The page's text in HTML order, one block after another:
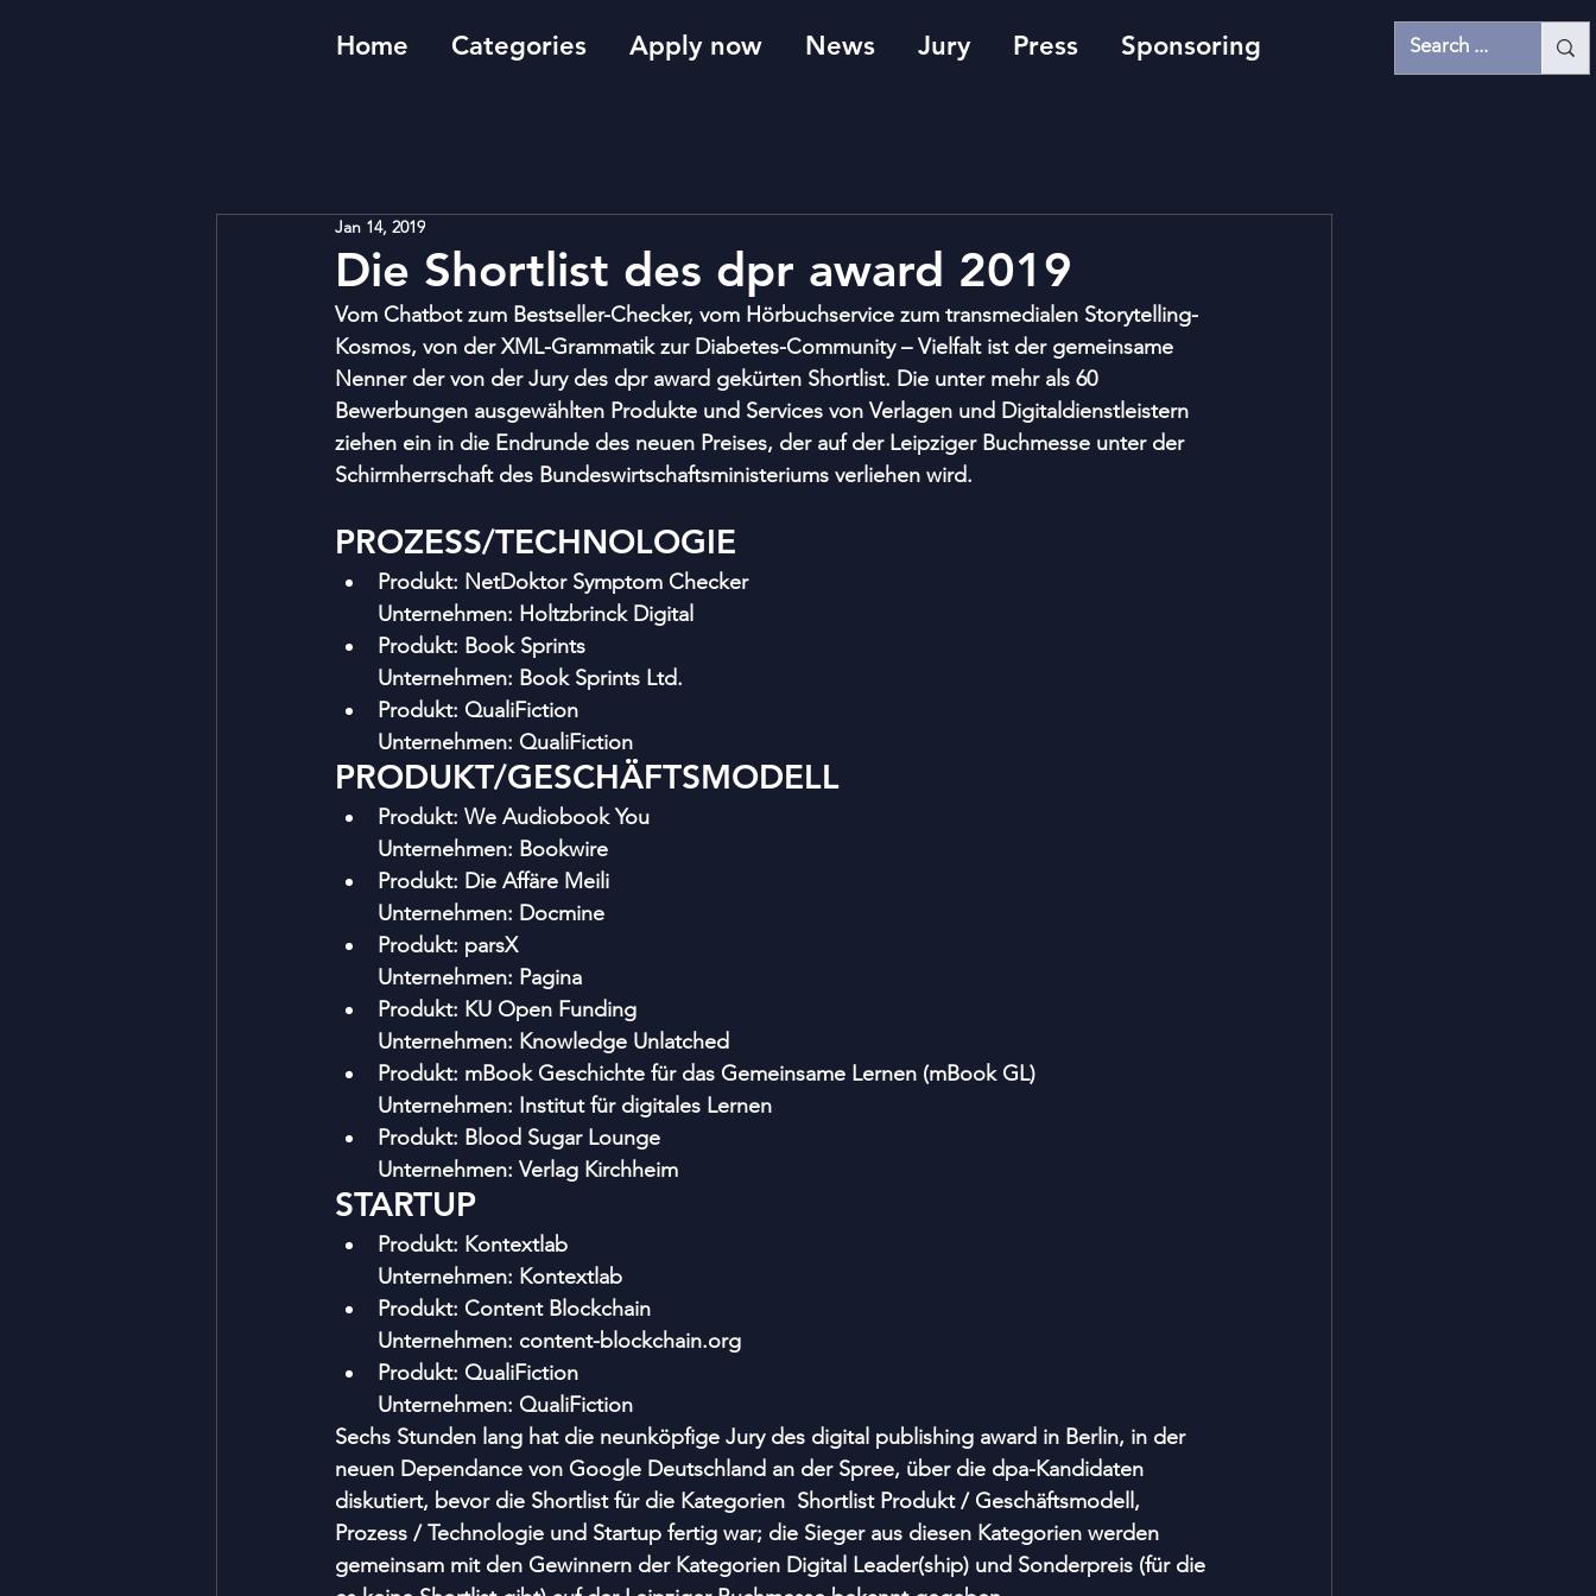
Home Categories Apply now News Jury Press Sponsoring
Die Shortlist des dpr award 2019
Jan 14, 2019
Vom Chatbot zum Bestseller-Checker, vom Hörbuchservice zum transmedialen Storytelling-
Kosmos, von der XML-Grammatik zur Diabetes-Community – Vielfalt ist der gemeinsame
Nenner der von der Jury des dpr award gekürten Shortlist. Die unter mehr als 60
Bewerbungen ausgewählten Produkte und Services von Verlagen und Digitaldienstleistern
ziehen ein in die Endrunde des neuen Preises, der auf der Leipziger Buchmesse unter der
Schirmherrschaft des Bundeswirtschaftsministeriums verliehen wird.
PROZESS/TECHNOLOGIE
Produkt: NetDoktor Symptom Checker
Unternehmen: Holtzbrinck Digital
Produkt: Book Sprints
Unternehmen: Book Sprints Ltd.
Produkt: QualiFiction
Unternehmen: QualiFiction
PRODUKT/GESCHÄFTSMODELL
Produkt: We Audiobook You
Unternehmen: Bookwire
Produkt: Die Affäre Meili
Unternehmen: Docmine
Produkt: parsX
Unternehmen: Pagina
Produkt: KU Open Funding
Unternehmen: Knowledge Unlatched
Produkt: mBook Geschichte für das Gemeinsame Lernen (mBook GL)
Unternehmen: Institut für digitales Lernen
Produkt: Blood Sugar Lounge
Unternehmen: Verlag Kirchheim
STARTUP
Produkt: Kontextlab
Unternehmen: Kontextlab
Produkt: Content Blockchain
Unternehmen: content-blockchain.org
Produkt: QualiFiction
Unternehmen: QualiFiction
Sechs Stunden lang hat die neunköpfige Jury des digital publishing award in Berlin, in der
neuen Dependance von Google Deutschland an der Spree, über die dpa-Kandidaten
diskutiert, bevor die Shortlist für die Kategorien  Shortlist Produkt / Geschäftsmodell,
Prozess / Technologie und Startup fertig war; die Sieger aus diesen Kategorien werden
gemeinsam mit den Gewinnern der Kategorien Digital Leader(ship) und Sonderpreis (für die